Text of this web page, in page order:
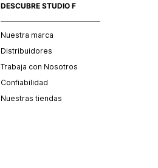
DESCUBRE STUDIO F
Nuestra marca
Distribuidores
Trabaja con Nosotros
Confiabilidad
Nuestras tiendas